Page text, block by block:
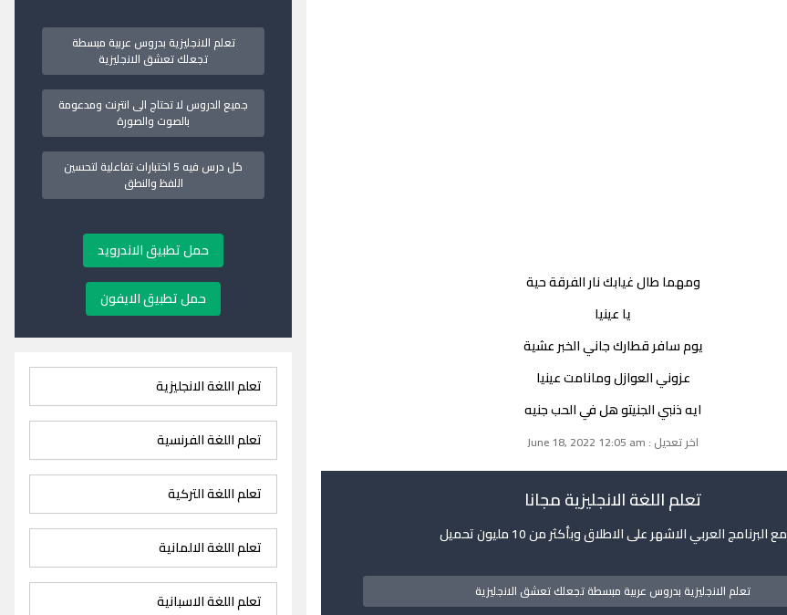
ومهما طال غيابك نار الفرقة حية
يا عينيا
يوم سافر قطارك جاني الخبر عشية
عزوني العوازل ومانامت عينيا
ايه ذنبي الجنيتو هل في الحب جنيه
اخر تعديل : June 18, 2022 12:05 am
تعلم اللغة الانجليزية مجانا
مع البرنامج العربي الاشهر على الاطلاق وبأكثر من 10 مليون تحميل
تعلم الانجليزية بدروس عربية مبسطة تجعلك تعشق الانجليزية
تعلم الانجليزية بدروس عربية مبسطة
تجعلك تعشق الانجليزية
جميع الدروس لا تحتاج الى انترنت ومدعومة
بالصوت والصورة
كل درس فيه 5 اختبارات تفاعلية لتحسين
اللفظ والنطق
حمل تطبيق الاندرويد
حمل تطبيق الايفون
تعلم اللغة الانجليزية
تعلم اللغة الفرنسية
تعلم اللغة التركية
تعلم اللغة الالمانية
تعلم اللغة الاسبانية